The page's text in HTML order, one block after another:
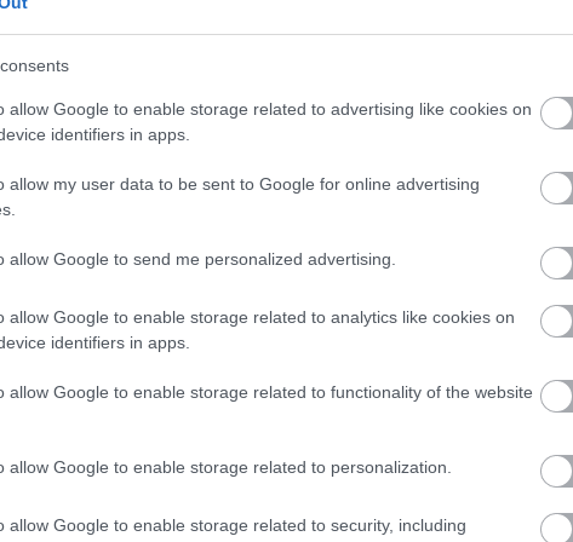
allow Google to enable storage related to advertising like cookies on
identifiers in apps.
allow my user data to be sent to Google for online advertising
allow Google to send me personalized advertising.
allow Google to enable storage related to analytics like cookies on
identifiers in apps.
allow Google to enable storage related to functionality of the website
allow Google to enable storage related to personalization.
allow Google to enable storage related to security, including
központ és főúri reprezentációs tér. A felső vár
rendkívül nehéz volt bevenni. A középső és alsó
a környéket, miközben messziről látható jelként
kastélyok
as tűzvész volt. Hivatalos múzeumi összefoglalók
az erőd hosszú időre elveszítette korábbi szerepét, és
utáni nagyobb restaurálásnak köszönhető
,